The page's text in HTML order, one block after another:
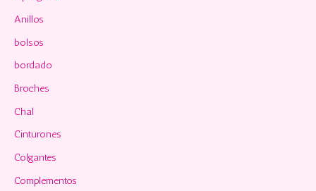
p
o
r
Anillos
bolsos
bordado
Broches
Chal
Cinturones
Colgantes
Complementos